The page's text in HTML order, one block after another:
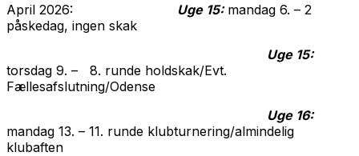
April 2026: Uge 15:mandag 6. – 2
påskedag, ingen skak
Uge 15:
torsdag 9. – 8. runde holdskak/Evt.
Fællesafslutning/Odense
Uge 16:
mandag 13. – 11. runde klubturnering/almindelig
klubaften